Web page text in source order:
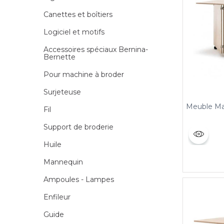
Canettes et boîtiers
Logiciel et motifs
Accessoires spéciaux Bernina-
Bernette
Pour machine à broder
Surjeteuse
Fil
Support de broderie
Huile
Mannequin
Ampoules - Lampes
Enfileur
Guide
Meuble